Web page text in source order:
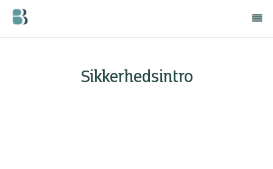
Sikkerhedsintro